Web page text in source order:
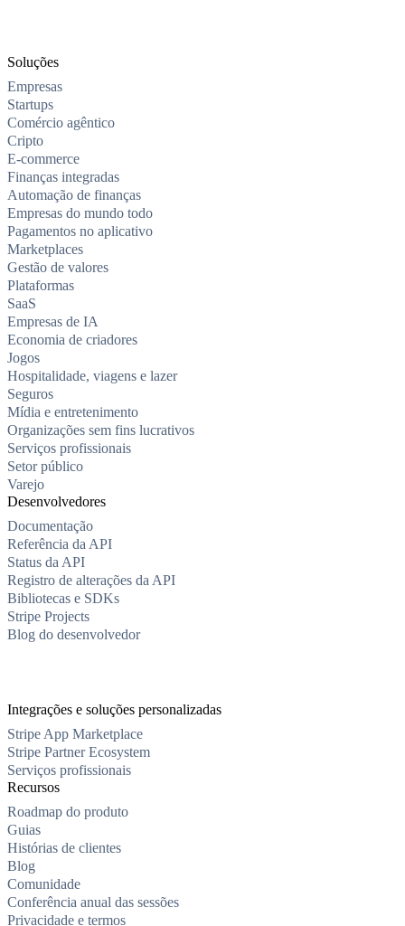
Soluções
Empresas
Startups
Comércio agêntico
Cripto
E-commerce
Finanças integradas
Automação de finanças
Empresas do mundo todo
Pagamentos no aplicativo
Marketplaces
Gestão de valores
Plataformas
SaaS
Empresas de IA
Economia de criadores
Jogos
Hospitalidade, viagens e lazer
Seguros
Mídia e entretenimento
Organizações sem fins lucrativos
Serviços profissionais
Setor público
Varejo
Desenvolvedores
Documentação
Referência da API
Status da API
Registro de alterações da API
Bibliotecas e SDKs
Stripe Projects
Blog do desenvolvedor
Integrações e soluções personalizadas
Stripe App Marketplace
Stripe Partner Ecosystem
Serviços profissionais
Recursos
Roadmap do produto
Guias
Histórias de clientes
Blog
Comunidade
Conferência anual das sessões
Privacidade e termos